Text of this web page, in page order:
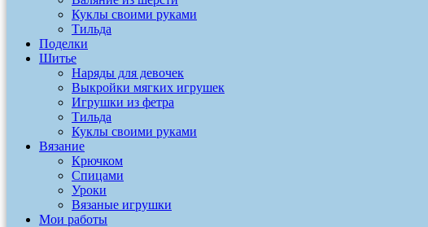
Куклы своими руками
Тильда
Поделки
Шитье
Наряды для девочек
Выкройки мягких игрушек
Игрушки из фетра
Тильда
Куклы своими руками
Вязание
Крючком
Спицами
Уроки
Вязаные игрушки
Мои работы